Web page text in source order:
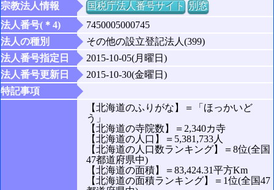
宗教法人情報
国税庁法人番号サイト 別窓
法人番号(＊4)
7450005000745
法人の種別
その他の設立登記法人(399)
法人番号指定日
2015-10-05(月曜日)
法人番号更新日
2015-10-30(金曜日)
特記事項
【北海道のふりがな】＝「ほっかいど
う」
【北海道の寺院数】＝2,340カ寺
【北海道の人口】＝5,381,733人
【北海道の人口数ランキング】＝8位(全国
47都道府県中)
【北海道の面積】＝83,424.31平方Km
【北海道の面積ランキング】＝1位(全国47